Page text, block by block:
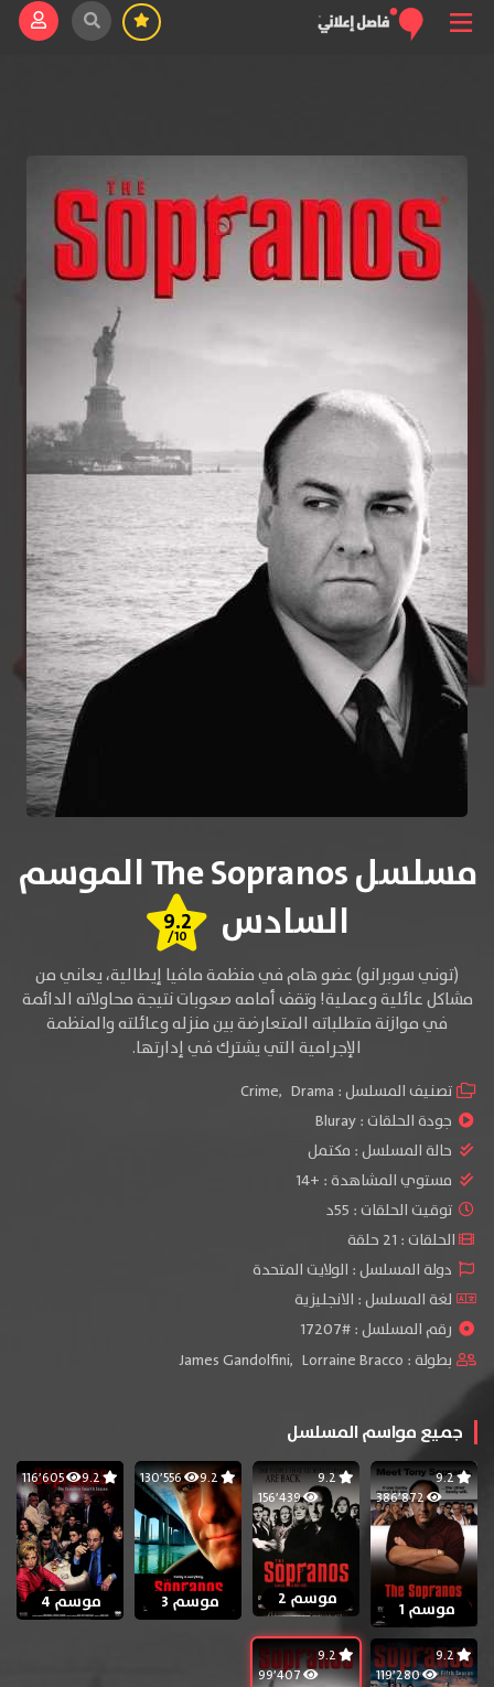
مسلسل The Sopranos الموسم
السادس
9.2
/10
(توني سوبرانو) عضو هام في منظمة مافيا إيطالية، يعاني من
مشاكل عائلية وعملية! وتقف أمامه صعوبات نتيجة محاولاته الدائمة
في موازنة متطلباته المتعارضة بين منزله وعائلته والمنظمة
الإجرامية التي يشترك فيإدارتها.
تصنيف المسلسل : Crime, Drama
جودة الحلقات :Bluray
حالة المسلسل : مكتمل
مستوي المشاهدة : +14
توقيت الحلقات : 55د
الحلقات : 21 حلقة
دولة المسلسل : الولايت المتحدة
لغة المسلسل : الانجليزية
رقم المسلسل : #17207
بطولة :
James Gandolfini, Lorraine Bracco
جميع مواسم المسلسل
9.2
386٬872
موسم 1
9.2
156٬439
موسم 2
9.2 130٬556
موسم 3
9.2 116٬605
موسم 4
9.2
119٬280
9.2
99٬407